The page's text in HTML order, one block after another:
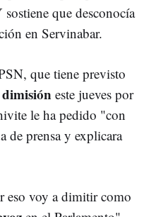
que desconocía
en Servinabar.
que tiene previsto
dimisión este jueves por
le ha pedido "con
de prensa y explicara
eso voy a dimitir como